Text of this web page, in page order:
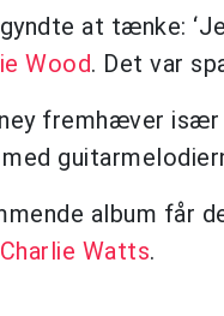
at tænke:
Wood. Det var
fremhæver især
album får
Charlie Watts.